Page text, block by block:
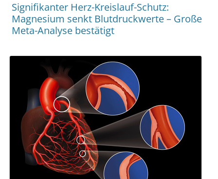
Signifikanter Herz-Kreislauf-Schutz:
Magnesium senkt Blutdruckwerte – Große
Meta-Analyse bestätigt